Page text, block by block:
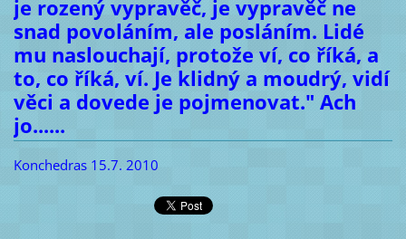
je rozený vypravěč, je vypravěč ne
snad povoláním, ale posláním. Lidé
mu naslouchají, protože ví, co říká, a
to, co říká, ví. Je klidný a moudrý, vidí
věci a dovede je pojmenovat." Ach
jo......
Konchedras 15.7. 2010